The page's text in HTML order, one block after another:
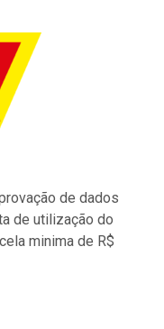
de dados
de utilização do
minima de R$